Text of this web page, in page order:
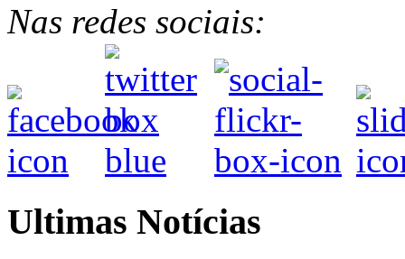
Nas redes sociais:
Ultimas Notícias